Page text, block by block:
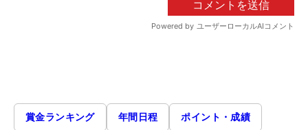
賞金ランキング 年間日程 ポイント・成績